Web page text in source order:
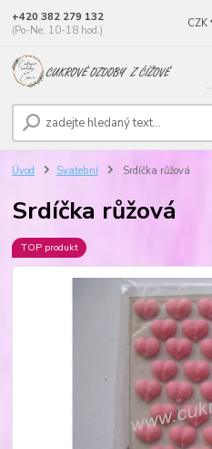
CZK
+420 382 279 132
(Po-Ne, 10-18 hod.)
Úvod Svatební Srdíčka růžová
Srdíčka růžová
TOP produkt